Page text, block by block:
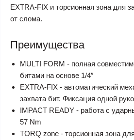
EXTRA-FIX и торсионная зона для
от слома.
Преимущества
MULTI FORM - полная
битами на основе 1/4″
EXTRA-FIX - автоматический
захвата бит. Фиксация одной
IMPACT READY - работа с
57 Nm
TORQ zone - торсионная зона